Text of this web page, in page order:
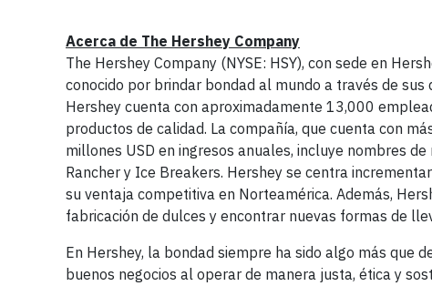
Acerca de The Hershey Company
The Hershey Company (NYSE: HSY), con sede en
conocido por brindar bondad al mundo a través de
Hershey cuenta con aproximadamente 13,000
productos de calidad. La compañía, que cuenta con
millones USD en ingresos anuales, incluye nombres de
Rancher y Ice Breakers. Hershey se centra
su ventaja competitiva en Norteamérica. Además,
fabricación de dulces y encontrar nuevas formas de
En Hershey, la bondad siempre ha sido algo más que
buenos negocios al operar de manera justa, ética y